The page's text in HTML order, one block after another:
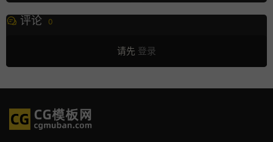
评论 0
请先 登录